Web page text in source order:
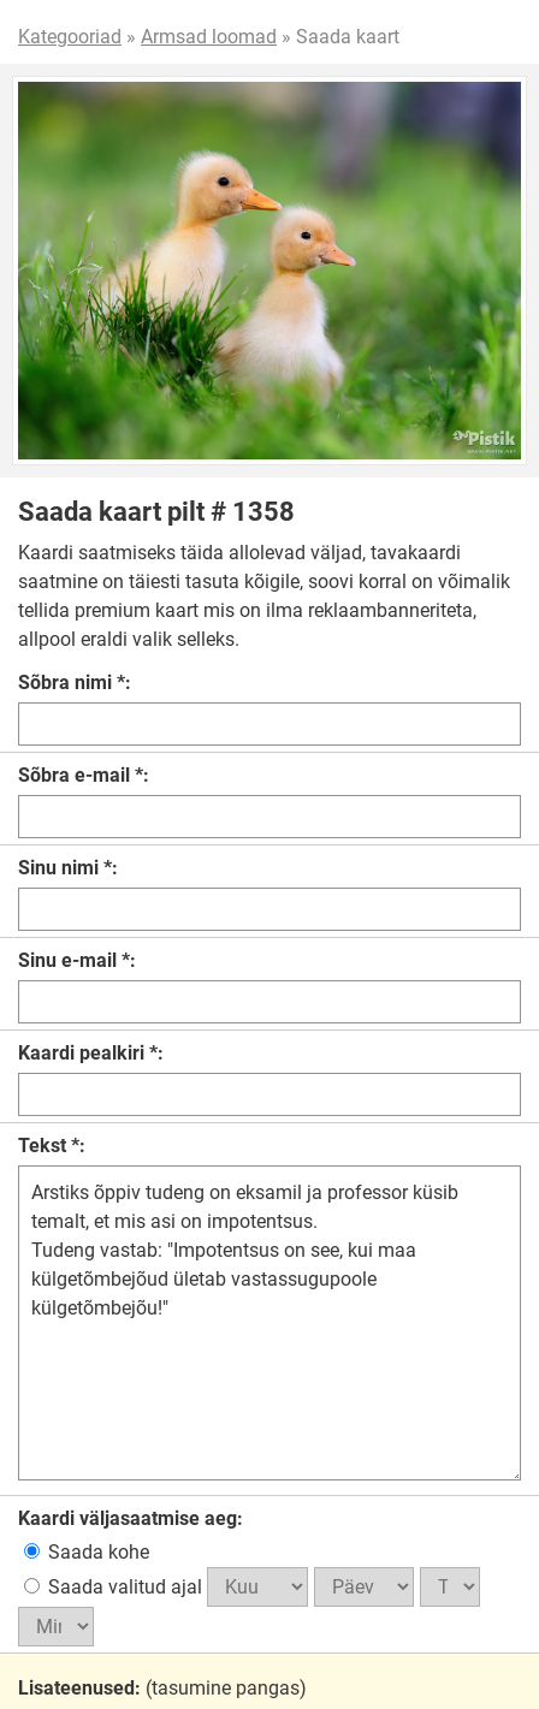
Kategooriad » Armsad loomad » Saada kaart
Saada kaart pilt # 1358
Kaardi saatmiseks täida allolevad väljad, tavakaardi
saatmine on täiesti tasuta kõigile, soovi korral on võimalik
tellida premium kaart mis on ilma reklaambanneriteta,
allpool eraldi valik selleks.
Sõbra nimi *:
Sõbra e-mail *:
Sinu nimi *:
Sinu e-mail *:
Kaardi pealkiri *:
Tekst *:
Kaardi väljasaatmise aeg:
Saada kohe
Saada valitud ajal
Lisateenused: (tasumine pangas)